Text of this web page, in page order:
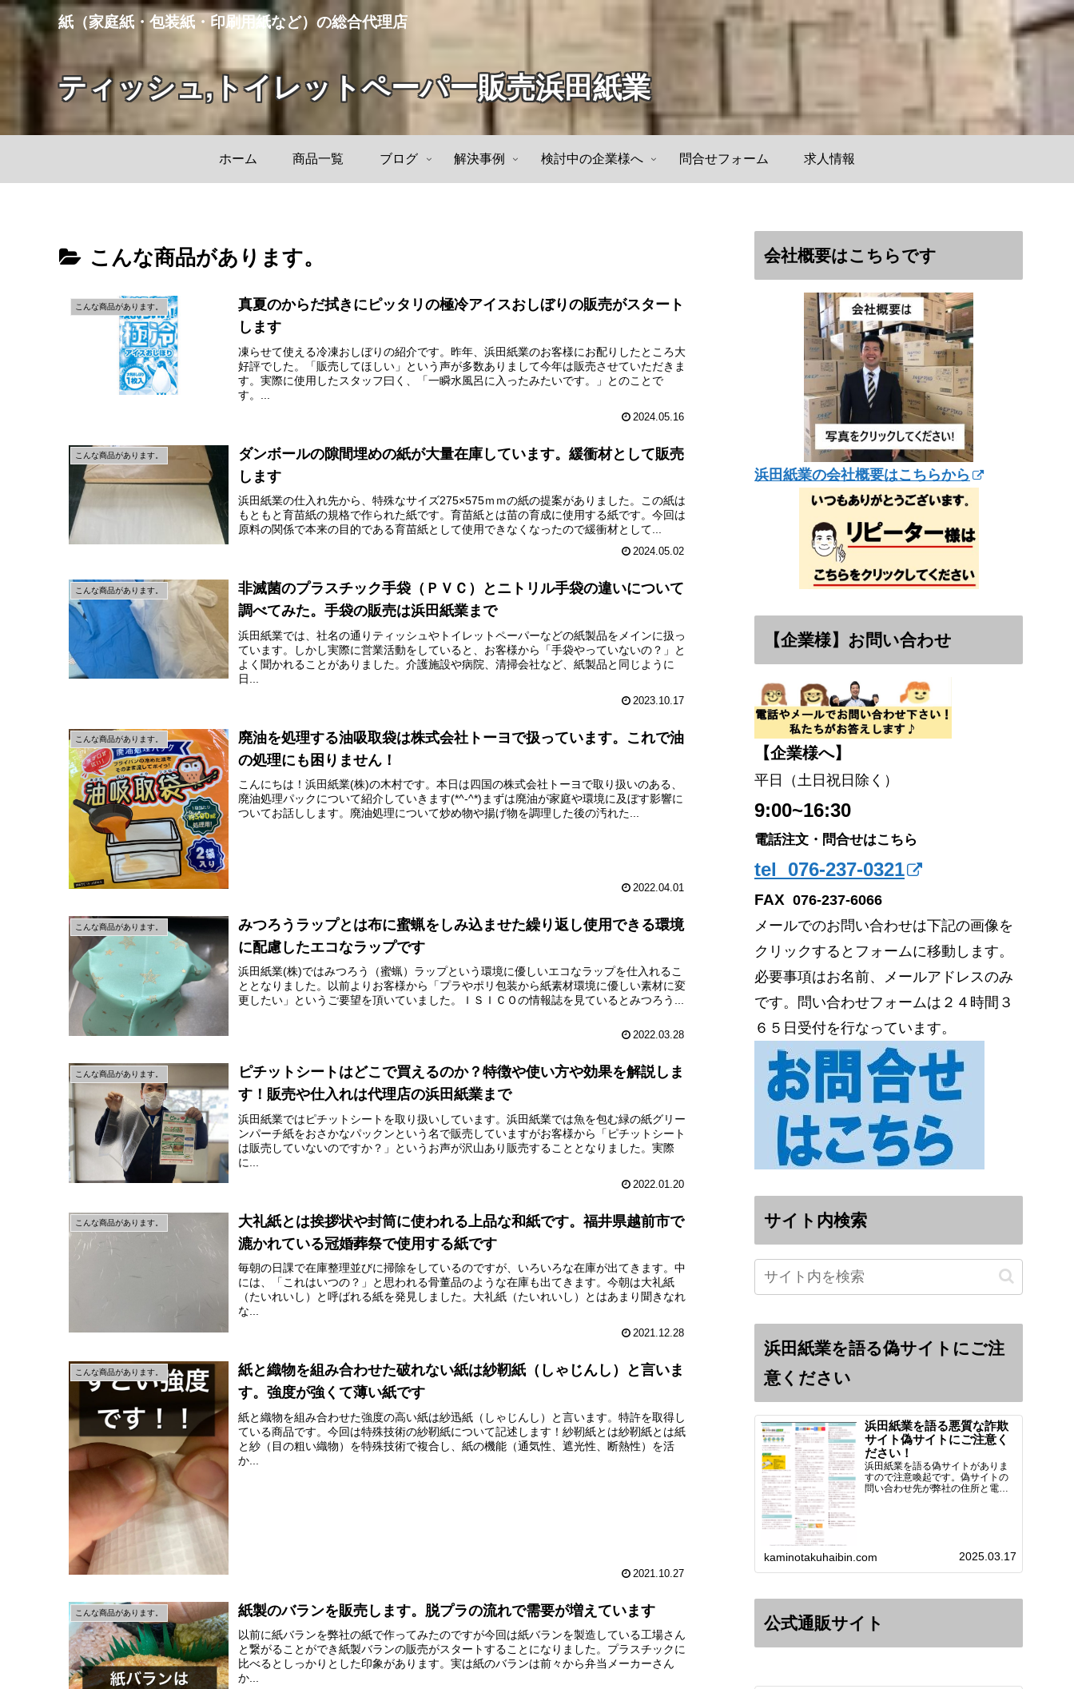
紙（家庭紙・包装紙・印刷用紙など）の総合代理店
ティッシュ,トイレットペーパー販売浜田紙業
ホーム 商品一覧 ブログ 解決事例 検討中の企業様へ 問合せフォーム 求人情報
こんな商品があります。
こんな商品があります。
真夏のからだ拭きにピッタリの極冷アイスおしぼりの販売がスタート
します
凍らせて使える冷凍おしぼりの紹介です。昨年、浜田紙業のお客様にお配りしたところ大
好評でした。「販売してほしい」という声が多数ありまして今年は販売させていただきま
す。実際に使用したスタッフ曰く、「一瞬水風呂に入ったみたいです。」とのことで
す。...
2024.05.16
こんな商品があります。
ダンボールの隙間埋めの紙が大量在庫しています。緩衝材として販売
します
浜田紙業の仕入れ先から、特殊なサイズ275×575ｍｍの紙の提案がありました。この紙は
もともと育苗紙の規格で作られた紙です。育苗紙とは苗の育成に使用する紙です。今回は
原料の関係で本来の目的である育苗紙として使用できなくなったので緩衝材として...
2024.05.02
こんな商品があります。
非滅菌のプラスチック手袋（ＰＶＣ）とニトリル手袋の違いについて
調べてみた。手袋の販売は浜田紙業まで
浜田紙業では、社名の通りティッシュやトイレットペーパーなどの紙製品をメインに扱っ
ています。しかし実際に営業活動をしていると、お客様から「手袋やっていないの？」と
よく聞かれることがありました。介護施設や病院、清掃会社など、紙製品と同じように
日...
2023.10.17
こんな商品があります。
廃油を処理する油吸取袋は株式会社トーヨで扱っています。これで油
の処理にも困りません！
こんにちは！浜田紙業(株)の木村です。本日は四国の株式会社トーヨで取り扱いのある、
廃油処理パックについて紹介していきます(*^-^*)まずは廃油が家庭や環境に及ぼす影響に
ついてお話しします。廃油処理について炒め物や揚げ物を調理した後の汚れた...
2022.04.01
こんな商品があります。
みつろうラップとは布に蜜蝋をしみ込ませた繰り返し使用できる環境
に配慮したエコなラップです
浜田紙業(株)ではみつろう（蜜蝋）ラップという環境に優しいエコなラップを仕入れるこ
ととなりました。以前よりお客様から「プラやポリ包装から紙素材環境に優しい素材に変
更したい」というご要望を頂いていました。ＩＳＩＣＯの情報誌を見ているとみつろう...
2022.03.28
こんな商品があります。
ピチットシートはどこで買えるのか？特徴や使い方や効果を解説しま
す！販売や仕入れは代理店の浜田紙業まで
浜田紙業ではピチットシートを取り扱いしています。浜田紙業では魚を包む緑の紙グリー
ンパーチ紙をおさかなパックンという名で販売していますがお客様から「ピチットシート
は販売していないのですか？」というお声が沢山あり販売することとなりました。実際
に...
2022.01.20
こんな商品があります。
大礼紙とは挨拶状や封筒に使われる上品な和紙です。福井県越前市で
漉かれている冠婚葬祭で使用する紙です
毎朝の日課で在庫整理並びに掃除をしているのですが、いろいろな在庫が出てきます。中
には、「これはいつの？」と思われる骨董品のような在庫も出てきます。今朝は大礼紙
（たいれいし）と呼ばれる紙を発見しました。大礼紙（たいれいし）とはあまり聞きなれ
な...
2021.12.28
こんな商品があります。
紙と織物を組み合わせた破れない紙は紗靭紙（しゃじんし）と言いま
す。強度が強くて薄い紙です
紙と織物を組み合わせた強度の高い紙は紗迅紙（しゃじんし）と言います。特許を取得し
ている商品です。今回は特殊技術の紗靭紙について記述します！紗靭紙とは紗靭紙とは紙
と紗（目の粗い織物）を特殊技術で複合し、紙の機能（通気性、遮光性、断熱性）を活
か...
2021.10.27
こんな商品があります。 紙製のバランを販売します。脱プラの流れで需要が増えています
以前に紙バランを弊社の紙で作ってみたのですが今回は紙バランを製造している工場さん
と繋がることができ紙製バランの販売がスタートすることになりました。プラスチックに
比べるとしっかりとした印象があります。実は紙のバランは前々から弁当メーカーさん
か...
会社概要はこちらです
浜田紙業の会社概要はこちらから
【企業様】お問い合わせ
【企業様へ】
平日（土日祝日除く）
9:00~16:30
電話注文・問合せはこちら
tel 076-237-0321
FAX 076-237-6066
メールでのお問い合わせは下記の画像を
クリックするとフォームに移動します。
必要事項はお名前、メールアドレスのみ
です。問い合わせフォームは２４時間３
６５日受付を行なっています。
サイト内検索
浜田紙業を語る偽サイトにご注
意ください
浜田紙業を語る悪質な詐欺
サイト偽サイトにご注意く
ださい！
浜田紙業を語る偽サイトがありま
すので注意喚起です。偽サイトの
問い合わせ先が弊社の住所と電話
い…
kaminotakuhaibin.com 2025.03.17
公式通販サイト